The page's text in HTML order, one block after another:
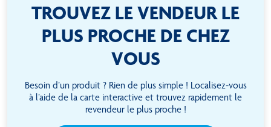
TROUVEZ LE VENDEUR LE
PLUS PROCHE DE CHEZ
VOUS
Besoin d’un produit ? Rien de plus simple ! Localisez-vous
à l’aide de la carte interactive et trouvez rapidement le
revendeur le plus proche !